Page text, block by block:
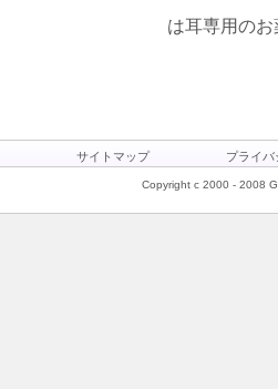
は耳専用の
サイトマップ プライバ
Copyright c 2000 - 2008